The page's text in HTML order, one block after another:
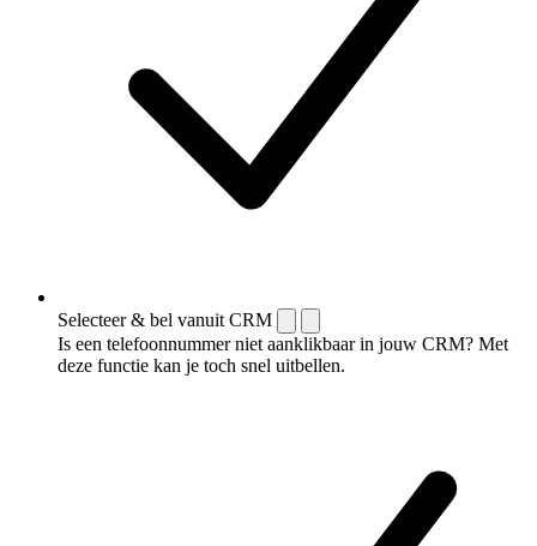
Selecteer & bel vanuit CRM
Is een telefoonnummer niet aanklikbaar in jouw CRM? Met
deze functie kan je toch snel uitbellen.